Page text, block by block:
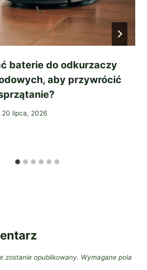
baterie do odkurzaczy
aby przywrócić
20 lipca, 2026
zostanie opublikowany. Wymagane pola